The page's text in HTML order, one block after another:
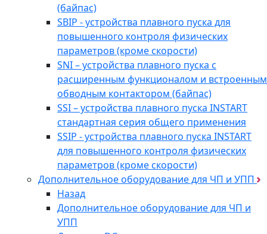
(байпас)
SBIP - устройства плавного пуска для
повышенного контроля физических
параметров (кроме скорости)
SNI – устройства плавного пуска с
расширенным функционалом и встроенным
обводным контактором (байпас)
SSI – устройства плавного пуска INSTART
стандартная серия общего применения
SSIP - устройства плавного пуска INSTART
для повышенного контроля физических
параметров (кроме скорости)
Дополнительное оборудование для ЧП и УПП
Назад
Дополнительное оборудование для ЧП и
УПП